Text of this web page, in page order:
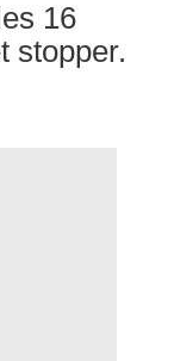
16
stopper.